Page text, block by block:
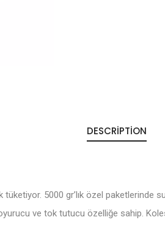
DESCRIPTION
5000 gr’lık özel paketlerinde
ve tok tutucu özelliğe sahip.